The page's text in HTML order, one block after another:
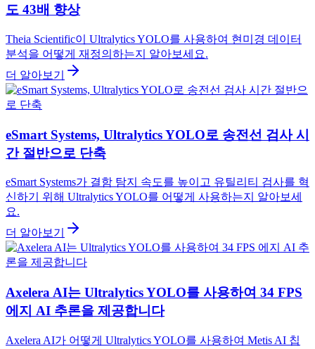
도 43배 향상
Theia Scientific이 Ultralytics YOLO를 사용하여 현미경 데이터
분석을 어떻게 재정의하는지 알아보세요.
더 알아보기
eSmart Systems, Ultralytics YOLO로 송전선 검사 시
간 절반으로 단축
eSmart Systems가 결함 탐지 속도를 높이고 유틸리티 검사를 혁
신하기 위해 Ultralytics YOLO를 어떻게 사용하는지 알아보세
요.
더 알아보기
Axelera AI는 Ultralytics YOLO를 사용하여 34 FPS
에지 AI 추론을 제공합니다
Axelera AI가 어떻게 Ultralytics YOLO를 사용하여 Metis AI 칩